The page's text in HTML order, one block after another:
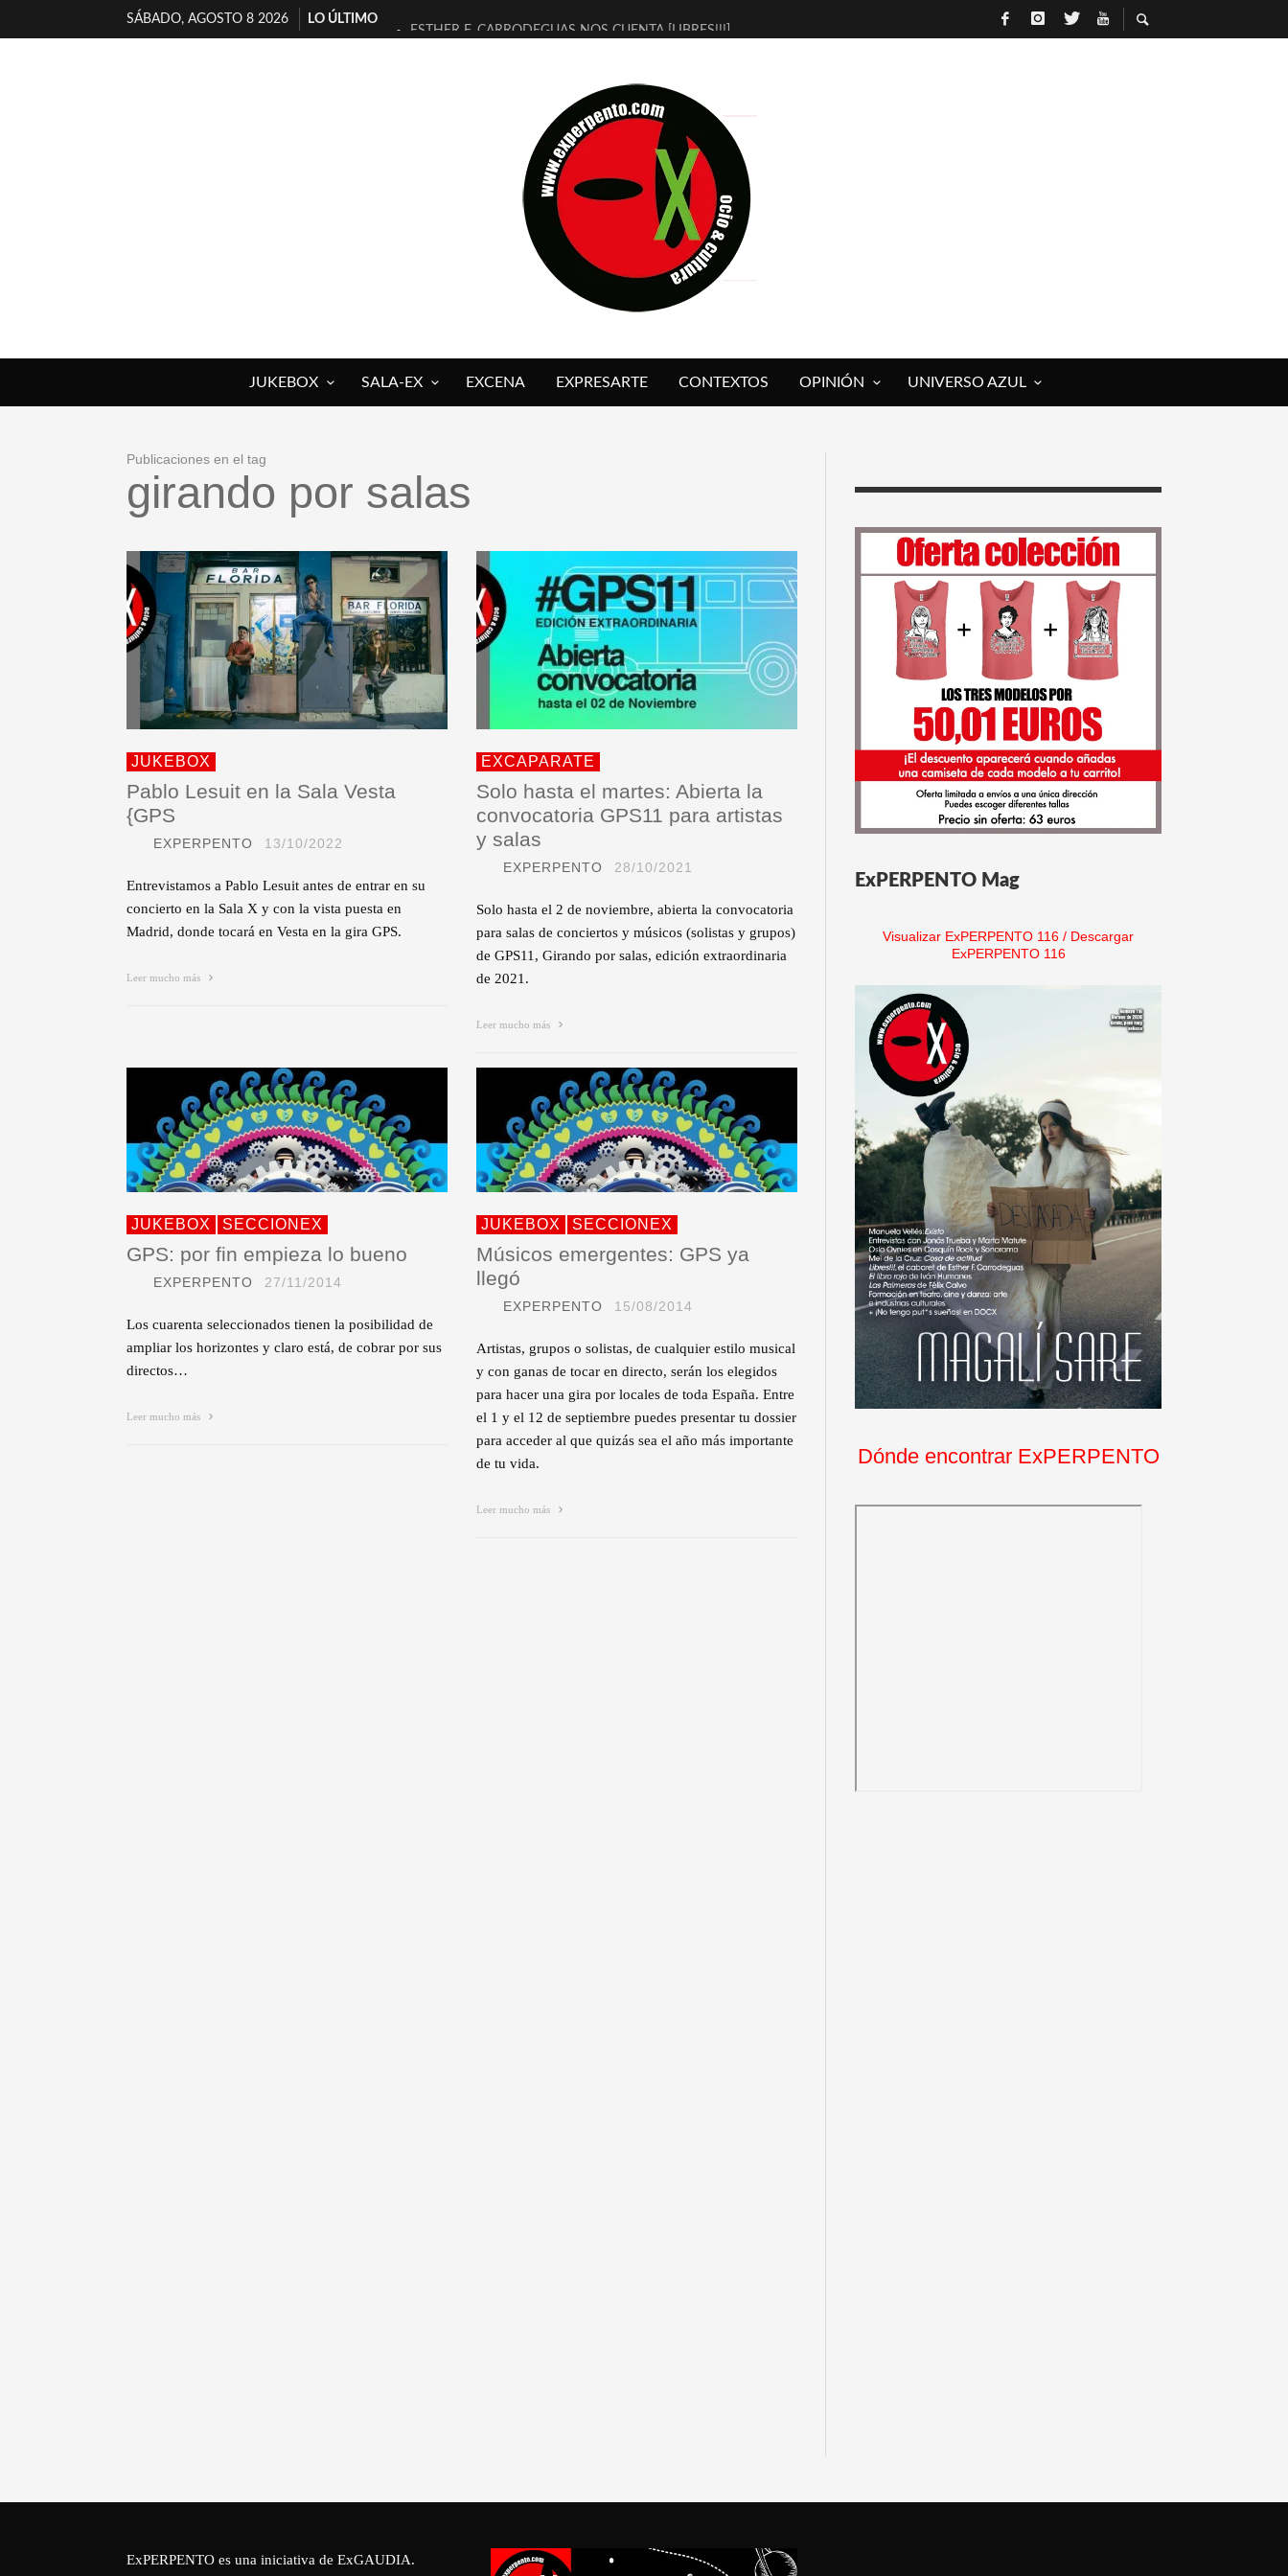
SÁBADO, AGOSTO 8 2026
LO ÚLTIMO
ESTHER F. CARRODEGUAS NOS CUENTA [LIBRES!!!]
[ELECTRA JONDA] DE JUAN GUERRERO ZAMORA
TIMBRE 4, LA ESCUELA DEL DIRECTOR TEATRAL CLAUDIO TOLCACHIR
30 AÑOS (NO ES NADA) DE LA KATARSIS DEL TOMATAZO
MILITARES JUDÍAS EN #EXVITA
D’BALDOMEROS REINVENTAN [BITÁCORA 3.0] EN EXVITA
MARSHALL FLASH PRESENTA EN EXVITA [RELATIVA SENCILLEZ]
JOFRE BARDAGÍ EN EXVITA INTERPRETANDO A SERRAT
JUKEBOX SALA-EX EXCENA EXPRESARTE CONTEXTOS OPINIÓN UNIVERSO AZUL
Publicaciones en el tag
girando por salas
JUKEBOX
Pablo Lesuit en la Sala Vesta
{GPS
EXPERPENTO 13/10/2022
Entrevistamos a Pablo Lesuit antes de entrar en su
concierto en la Sala X y con la vista puesta en
Madrid, donde tocará en Vesta en la gira GPS.
Leer mucho más
EXCAPARATE
Solo hasta el martes: Abierta la
convocatoria GPS11 para artistas
y salas
EXPERPENTO 28/10/2021
Solo hasta el 2 de noviembre, abierta la convocatoria
para salas de conciertos y músicos (solistas y grupos)
de GPS11, Girando por salas, edición extraordinaria
de 2021.
Leer mucho más
JUKEBOX SECCIONEX
GPS: por fin empieza lo bueno
EXPERPENTO 27/11/2014
Los cuarenta seleccionados tienen la posibilidad de
ampliar los horizontes y claro está, de cobrar por sus
directos…
Leer mucho más
JUKEBOX SECCIONEX
Músicos emergentes: GPS ya
llegó
EXPERPENTO 15/08/2014
Artistas, grupos o solistas, de cualquier estilo musical
y con ganas de tocar en directo, serán los elegidos
para hacer una gira por locales de toda España. Entre
el 1 y el 12 de septiembre puedes presentar tu dossier
para acceder al que quizás sea el año más importante
de tu vida.
Leer mucho más
ExPERPENTO Mag
Visualizar ExPERPENTO 116 / Descargar
ExPERPENTO 116
Dónde encontrar ExPERPENTO
ExPERPENTO es una iniciativa de ExGAUDIA.